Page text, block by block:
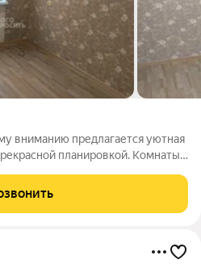
вниманию предлагается уютная
планировкой. Комнаты
застеклен. Просторная